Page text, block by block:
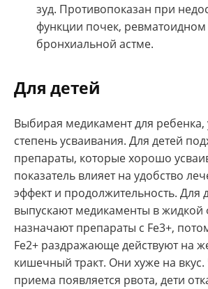
зуд. Противопоказан при
функции почек, ревматоидном
бронхиальной астме.
Для детей
Выбирая медикамент для
степень усваивания. Для детей
препараты, которые хорошо
показатель влияет на удобство
эффект и продолжительность. Для
выпускают медикаменты в
назначают препараты с Fe3+,
Fe2+ раздражающе действуют на
кишечный тракт. Они хуже на вкус.
приема появляется рвота, дети